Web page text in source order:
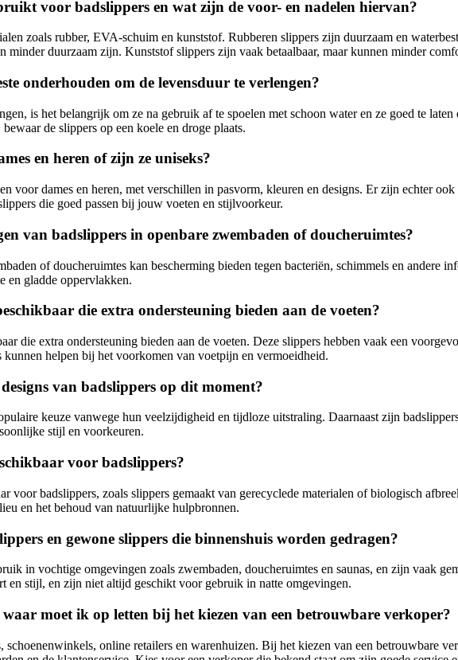
voor badslippers en wat zijn de voor- en nadelen hiervan?
zoals rubber, EVA-schuim en kunststof. Rubberen slippers zijn duurzaam en
duurzaam zijn. Kunststof slippers zijn vaak betaalbaar, maar kunnen minder
onderhouden om de levensduur te verlengen?
is het belangrijk om ze na gebruik af te spoelen met schoon water en ze goed te
de slippers op een koele en droge plaats.
en heren of zijn ze uniseks?
voor dames en heren, met verschillen in pasvorm, kleuren en designs. Er zijn echter
die goed passen bij jouw voeten en stijlvoorkeur.
van badslippers in openbare zwembaden of doucheruimtes?
of doucheruimtes kan bescherming bieden tegen bacteriën, schimmels en andere
en gladde oppervlakken.
die extra ondersteuning bieden aan de voeten?
die extra ondersteuning bieden aan de voeten. Deze slippers hebben vaak een
helpen bij het voorkomen van voetpijn en vermoeidheid.
van badslippers op dit moment?
keuze vanwege hun veelzijdigheid en tijdloze uitstraling. Daarnaast zijn
stijl en voorkeuren.
voor badslippers?
voor badslippers, zoals slippers gemaakt van gerecyclede materialen of biologisch
en het behoud van natuurlijke hulpbronnen.
en gewone slippers die binnenshuis worden gedragen?
in vochtige omgevingen zoals zwembaden, doucheruimtes en saunas, en zijn vaak
en stijl, en zijn niet altijd geschikt voor gebruik in natte omgevingen.
moet ik op letten bij het kiezen van een betrouwbare verkoper?
online retailers en warenhuizen. Bij het kiezen van een betrouwbare